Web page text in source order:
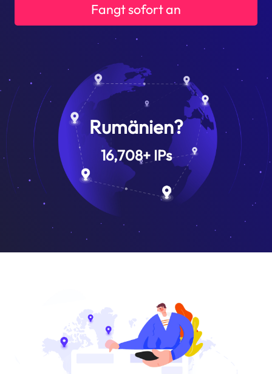
Fangt sofort an
Rumänien?
16,708+IPs